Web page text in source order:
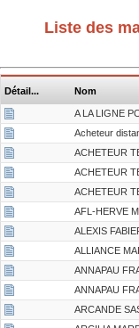
Liste des
Détail... Nom
A LA LIGNE
Acheteur
ACHETEUR
ACHETEUR
ACHETEUR
AFL-HERVE
ALEXIS
ALLIANCE
ANNAPAU
ANNAPAU
ARCANDE